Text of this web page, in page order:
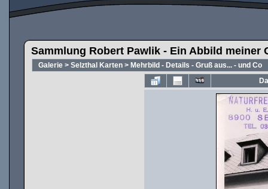
Sammlung Robert Pawlik - Ein Abbild meiner
Galerie > Selzthal Karten > Mehrbild - Details - Gruß aus... - und Co